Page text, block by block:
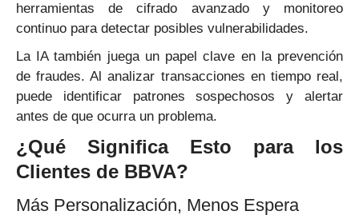
herramientas de cifrado avanzado y monitoreo
continuo para detectar posibles vulnerabilidades.
La IA también juega un papel clave en la prevención
de fraudes. Al analizar transacciones en tiempo real,
puede identificar patrones sospechosos y alertar
antes de que ocurra un problema.
¿Qué Significa Esto para los
Clientes de BBVA?
Más Personalización, Menos Espera